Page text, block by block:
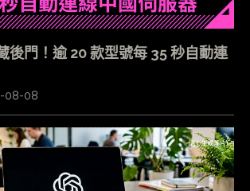
後門！逾 20 款型號每 35 秒自動連
08-08